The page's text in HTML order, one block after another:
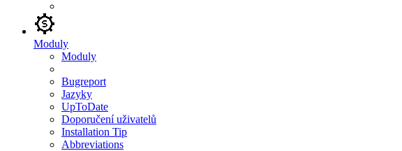
Moduly
Moduly
Bugreport
Jazyky
UpToDate
Doporučení uživatelů
Installation Tip
Abbreviations